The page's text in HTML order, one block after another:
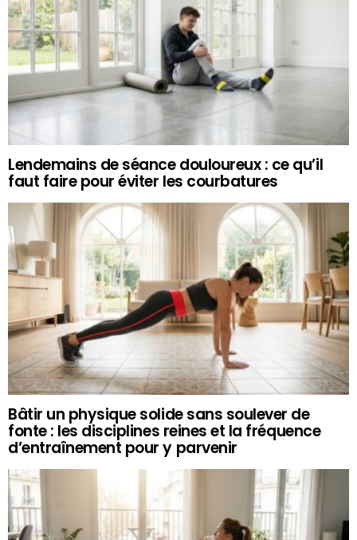
Lendemains de séance douloureux : ce qu’il
faut faire pour éviter les courbatures
Bâtir un physique solide sans soulever de
fonte : les disciplines reines et la fréquence
d’entraînement pour y parvenir